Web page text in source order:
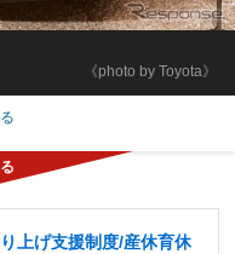
《photo by Toyota》
上げ支援制度/産休育休